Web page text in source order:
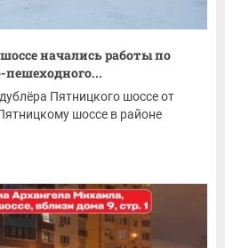
начались работы по
Пятницкого шоссе от
шоссе в районе